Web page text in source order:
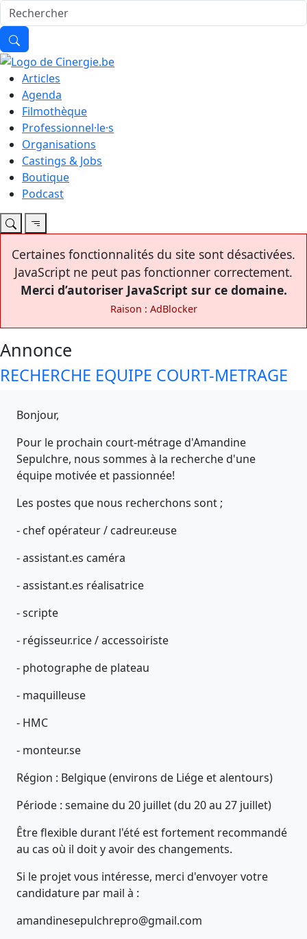
Articles
Agenda
Filmothèque
Professionnel·le·s
Organisations
Castings & Jobs
Boutique
Podcast
Certaines fonctionnalités du site sont désactivées.
JavaScript ne peut pas fonctionner correctement.
Merci d’autoriser JavaScript sur ce domaine.
Raison : AdBlocker
Annonce
RECHERCHE EQUIPE COURT-METRAGE
Bonjour,
Pour le prochain court-métrage d'Amandine
Sepulchre, nous sommes à la recherche d'une
équipe motivée et passionnée!
Les postes que nous recherchons sont ;
- chef opérateur / cadreur.euse
- assistant.es caméra
- assistant.es réalisatrice
- scripte
- régisseur.rice / accessoiriste
- photographe de plateau
- maquilleuse
- HMC
- monteur.se
Région : Belgique (environs de Liége et alentours)
Période : semaine du 20 juillet (du 20 au 27 juillet)
Être flexible durant l'été est fortement recommandé
au cas où il doit y avoir des changements.
Si le projet vous intéresse, merci d'envoyer votre
candidature par mail à :
amandinesepulchrepro@gmail.com